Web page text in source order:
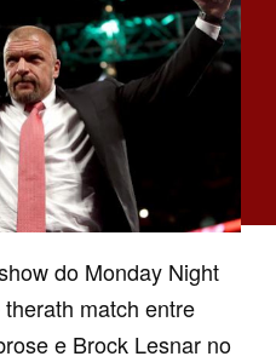
do Monday Night
match entre
e Brock Lesnar no